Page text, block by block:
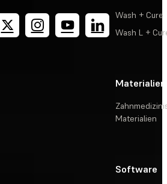
Wash + Cure
Wash L +
Materialien
Materialien
Software